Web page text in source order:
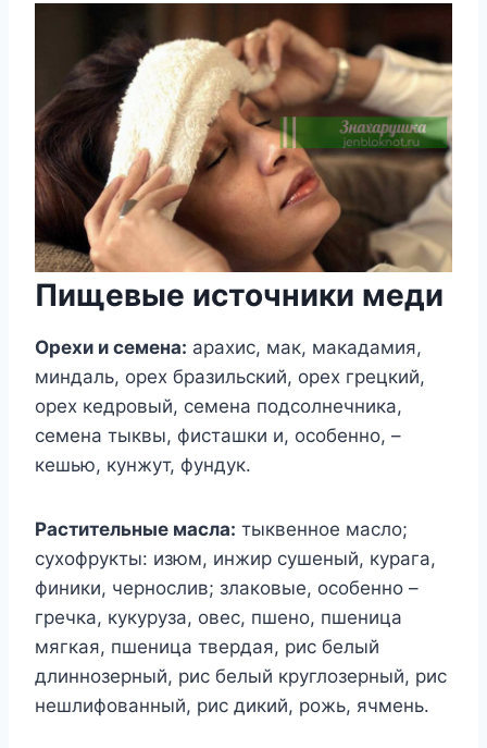
Пищевые источники меди
Орехи и семена: арахис, мак, макадамия,
миндаль, орех бразильский, орех грецкий,
орех кедровый, семена подсолнечника,
семена тыквы, фисташки и, особенно, –
кешью, кунжут, фундук.
Растительные масла: тыквенное масло;
сухофрукты: изюм, инжир сушеный, курага,
финики, чернослив; злаковые, особенно –
гречка, кукуруза, овес, пшено, пшеница
мягкая, пшеница твердая, рис белый
длиннозерный, рис белый круглозерный, рис
нешлифованный, рис дикий, рожь, ячмень.